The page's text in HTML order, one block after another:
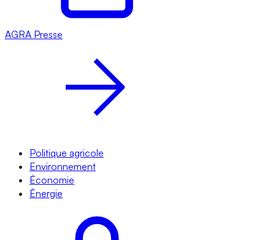
AGRA Presse
Politique agricole
Environnement
Économie
Énergie